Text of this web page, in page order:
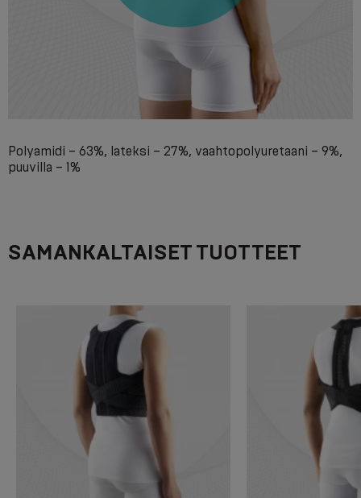
Polyamidi – 63%, lateksi – 27%, vaahtopolyuretaani – 9%,
puuvilla – 1%
SAMANKALTAISET TUOTTEET